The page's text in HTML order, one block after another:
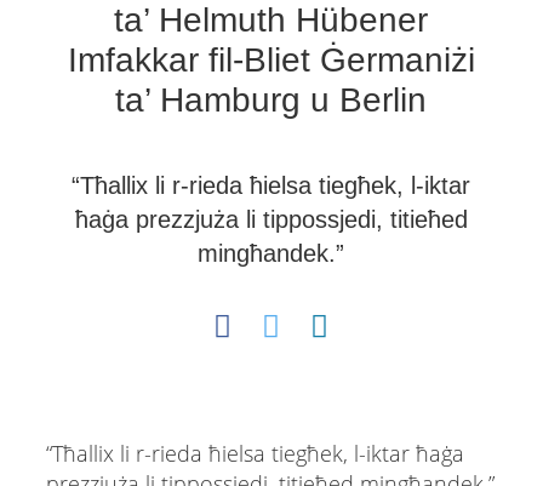
ta’ Helmuth Hübener
Imfakkar fil-Bliet Ġermaniżi
ta’ Hamburg u Berlin
“Tħallix li r-​rieda ħielsa tiegħek, l-​iktar
ħaġa prezzjuża li tippossjedi, titieħed
mingħandek.”
“Tħallix li r-​rieda ħielsa tiegħek, l-​iktar ħaġa